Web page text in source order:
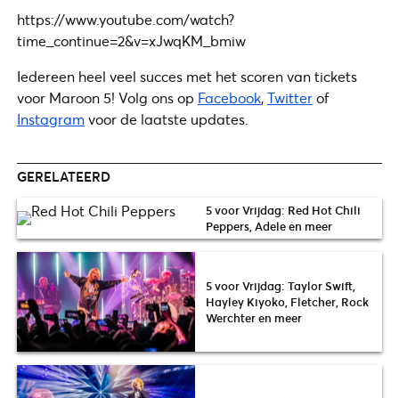
https://www.youtube.com/watch?
time_continue=2&v=xJwqKM_bmiw
Iedereen heel veel succes met het scoren van tickets
voor Maroon 5! Volg ons op Facebook,Twitterof
Instagramvoor de laatste updates.
GERELATEERD
5 voor Vrijdag: Red Hot Chili
Peppers, Adele en meer
5 voor Vrijdag: Taylor Swift,
Hayley Kiyoko, Fletcher, Rock
Werchter en meer